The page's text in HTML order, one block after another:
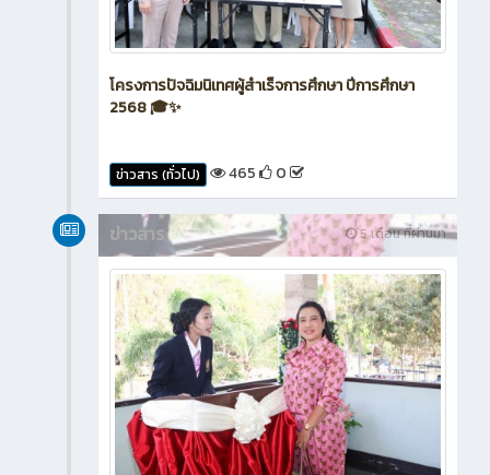
โครงการปัจฉิมนิเทศผู้สำเร็จการศึกษา ปีการศึกษา
2568 🎓✨
ข่าวสาร (ทั่วไป) 465 0
5 เดือน ที่ผ่านมา
ข่าวสาร